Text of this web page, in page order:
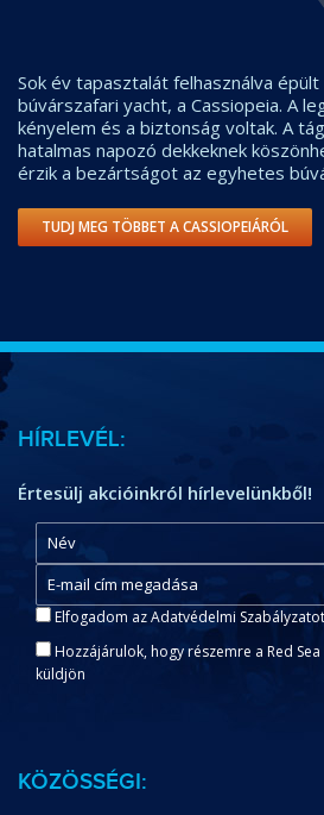
Sok év tapasztalát felhasználva épült
búvárszafari yacht, a Cassiopeia. A
kényelem és a biztonság voltak. A
hatalmas napozó dekkeknek
érzik a bezártságot az egyhetes
TUDJ MEG TÖBBET A CASSIOPEIÁRÓL
HÍRLEVÉL:
Értesülj akcióinkról hírlevelünkből!
Elfogadom az Adatvédelmi Szabályzatot
Hozzájárulok, hogy részemre a Red
küldjön
KÖZÖSSÉGI: